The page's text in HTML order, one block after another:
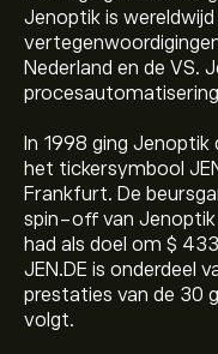
Jenoptik is
Nederland en de VS.
In 1998 ging
het tickersymbool
Frankfurt. De
spin-off van Jenoptik
had als doel om $
JEN.DE is onderdeel
prestaties van de 30
volgt.